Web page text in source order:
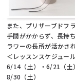
また、プリザーブドフ
手間がかからず、長持
ラワーの長所が活かされ
＜レッスンスケジュー
6/14（土）・6/21（土
8/30（土）